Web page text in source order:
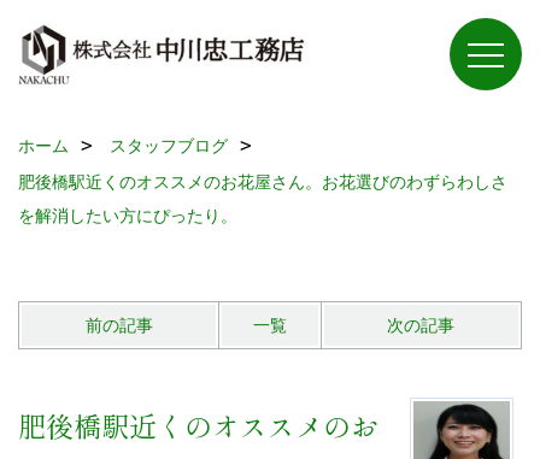
ホーム
スタッフブログ
肥後橋駅近くのオススメのお花屋さん。お花選びのわずらわしさ
を解消したい方にぴったり。
前の記事 一覧 次の記事
肥後橋駅近くのオススメのお